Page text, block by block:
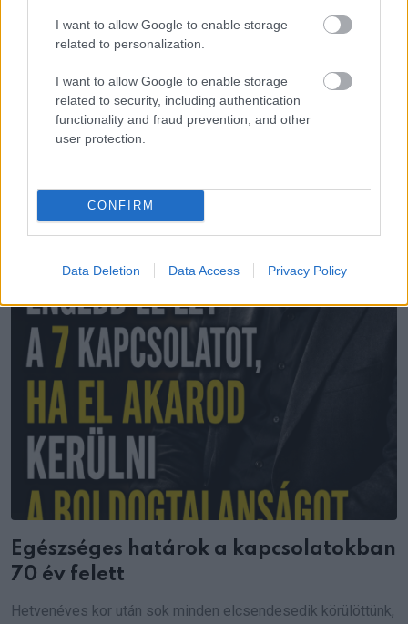
I want to allow Google to enable storage
related to personalization.
I want to allow Google to enable storage
related to security, including authentication
functionality and fraud prevention, and other
user protection.
CONFIRM
Data Deletion Data Access Privacy Policy
LEGÚJABB POSZTOK:
Egészséges határok a kapcsolatokban
70 év felett
Hetvenéves kor után sok minden elcsendesedik körülöttünk,